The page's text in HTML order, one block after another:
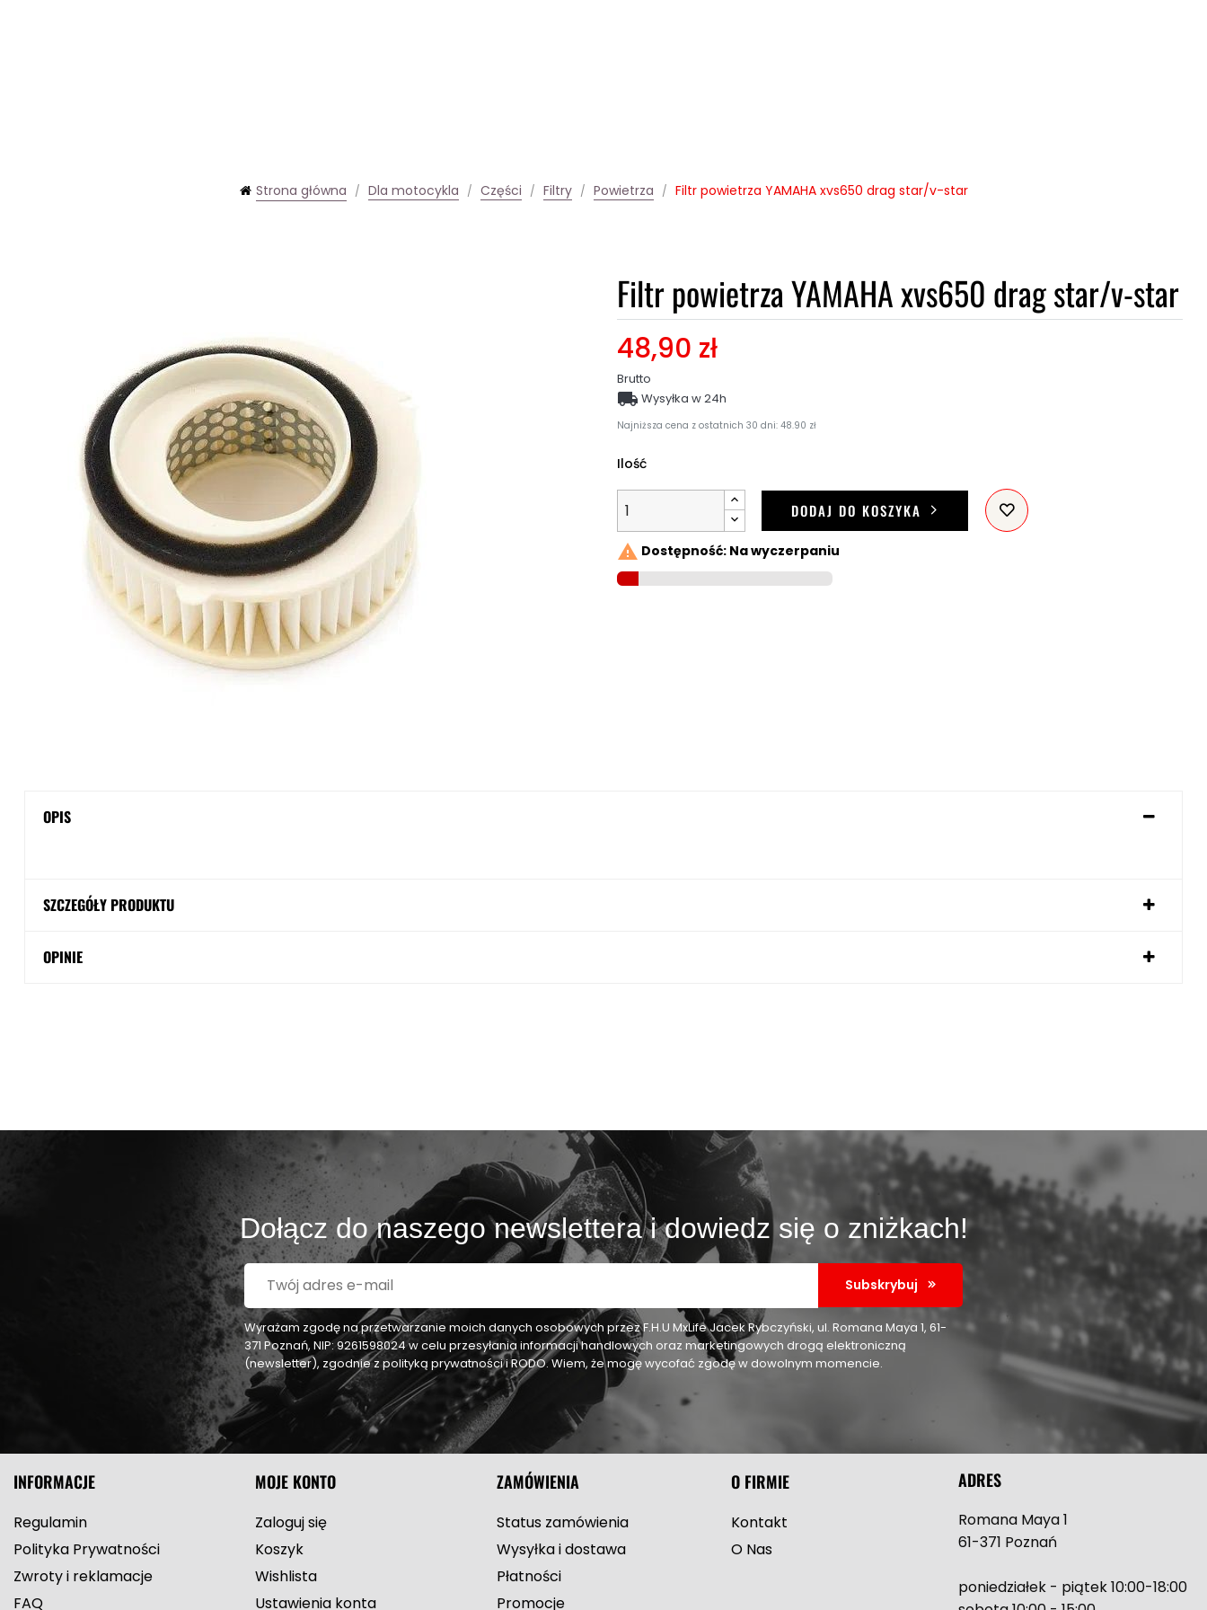
Strona główna Dla motocykla Części Filtry Powietrza Filtr powietrza YAMAHA xvs650 drag star/v-star
Filtr powietrza YAMAHA xvs650 drag star/v-star
48,90 zł
Brutto
Najniższa cena z ostatnich 30 dni: 48.90 zł
 Wysyłka w 24h
Ilość
DODAJ DO KOSZYKA
 Dostępność: Na wyczerpaniu
OPIS
SZCZEGÓŁY PRODUKTU
OPINIE
Dołącz do naszego newslettera i dowiedz się o zniżkach!
Subskrybuj
Wyrażam zgodę na przetwarzanie moich danych osobowych przez F.H.U MxLife Jacek Rybczyński, ul. Romana Maya 1, 61-
371 Poznań, NIP: 9261598024 w celu przesyłania informacji handlowych oraz marketingowych drogą elektroniczną
(newsletter), zgodnie z polityką prywatności i RODO. Wiem, że mogę wycofać zgodę w dowolnym momencie.
INFORMACJE
Regulamin
Polityka Prywatności
Zwroty i reklamacje
FAQ
MOJE KONTO
Zaloguj się
Koszyk
Wishlista
Ustawienia konta
ZAMÓWIENIA
Status zamówienia
Wysyłka i dostawa
Płatności
Promocje
O FIRMIE
Kontakt
O Nas
ADRES
Romana Maya 1
61-371 Poznań
poniedziałek - piątek 10:00-18:00